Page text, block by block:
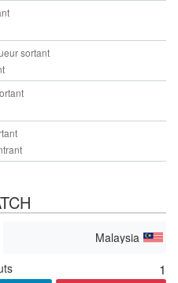
sortant
Malaysia
1